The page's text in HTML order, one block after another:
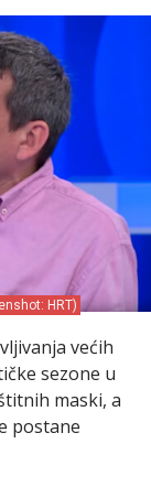
HRT)
većih
sezone u
maski, a
postane